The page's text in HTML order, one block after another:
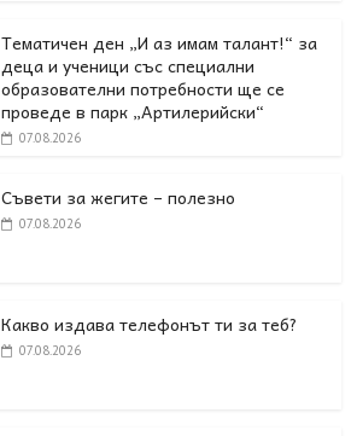
Тематичен ден „И аз имам талант!“ за
деца и ученици със специални
образователни потребности ще се
проведе в парк „Артилерийски“
07.08.2026
Съвети за жегите – полезно
07.08.2026
Какво издава телефонът ти за теб?
07.08.2026